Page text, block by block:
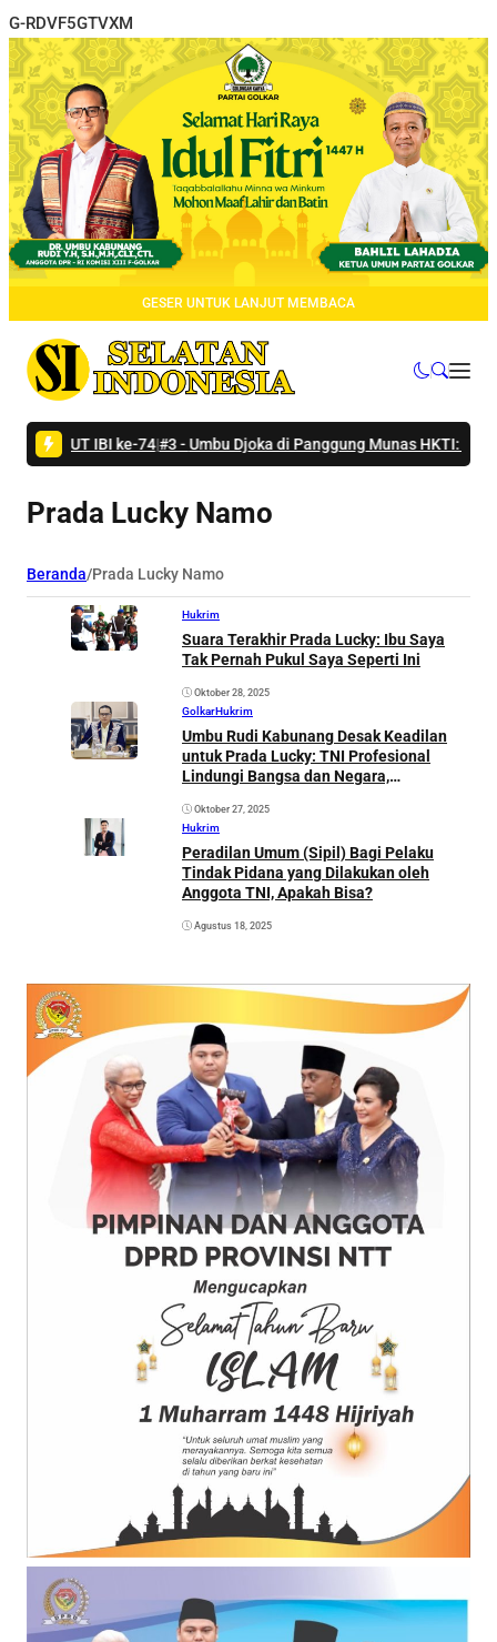
G-RDVF5GTVXM
GESER UNTUK LANJUT MEMBACA
IBI ke-74|#3 -Umbu Djoka di Panggung Munas HKTI: Sumba
Prada Lucky Namo
Beranda/Prada Lucky Namo
Hukrim
Suara Terakhir Prada Lucky: Ibu Saya
Tak Pernah Pukul Saya Seperti Ini
Oktober 28, 2025
GolkarHukrim
Umbu Rudi Kabunang Desak Keadilan
untuk Prada Lucky: TNI Profesional
Lindungi Bangsa dan Negara,
Oktober 27, 2025
Hukrim
Peradilan Umum (Sipil) Bagi Pelaku
Tindak Pidana yang Dilakukan oleh
Anggota TNI, Apakah Bisa?
Agustus 18, 2025